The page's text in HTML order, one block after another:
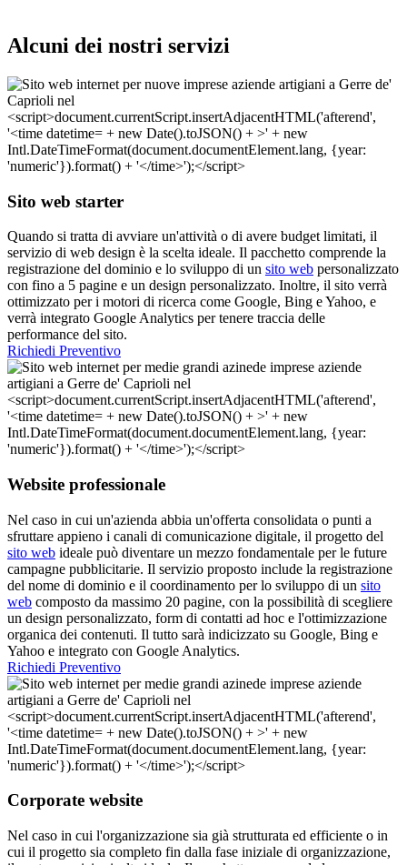
Alcuni dei nostri servizi
Sito web starter
Quando si tratta di avviare un'attività o di avere budget limitati, il
servizio di web design è la scelta ideale. Il pacchetto comprende la
registrazione del dominio e lo sviluppo di un sito web personalizzato
con fino a 5 pagine e un design personalizzato. Inoltre, il sito verrà
ottimizzato per i motori di ricerca come Google, Bing e Yahoo, e
verrà integrato Google Analytics per tenere traccia delle
performance del sito.
Richiedi Preventivo
Website professionale
Nel caso in cui un'azienda abbia un'offerta consolidata o punti a
sfruttare appieno i canali di comunicazione digitale, il progetto del
sito web ideale può diventare un mezzo fondamentale per le future
campagne pubblicitarie. Il servizio proposto include la registrazione
del nome di dominio e il coordinamento per lo sviluppo di un sito
web composto da massimo 20 pagine, con la possibilità di scegliere
un design personalizzato, form di contatti ad hoc e l'ottimizzazione
organica dei contenuti. Il tutto sarà indicizzato su Google, Bing e
Yahoo e integrato con Google Analytics.
Richiedi Preventivo
Corporate website
Nel caso in cui l'organizzazione sia già strutturata ed efficiente o in
cui il progetto sia completo fin dalla fase iniziale di organizzazione,